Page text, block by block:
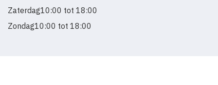
Zaterdag10:00 tot 18:00
Zondag10:00 tot 18:00